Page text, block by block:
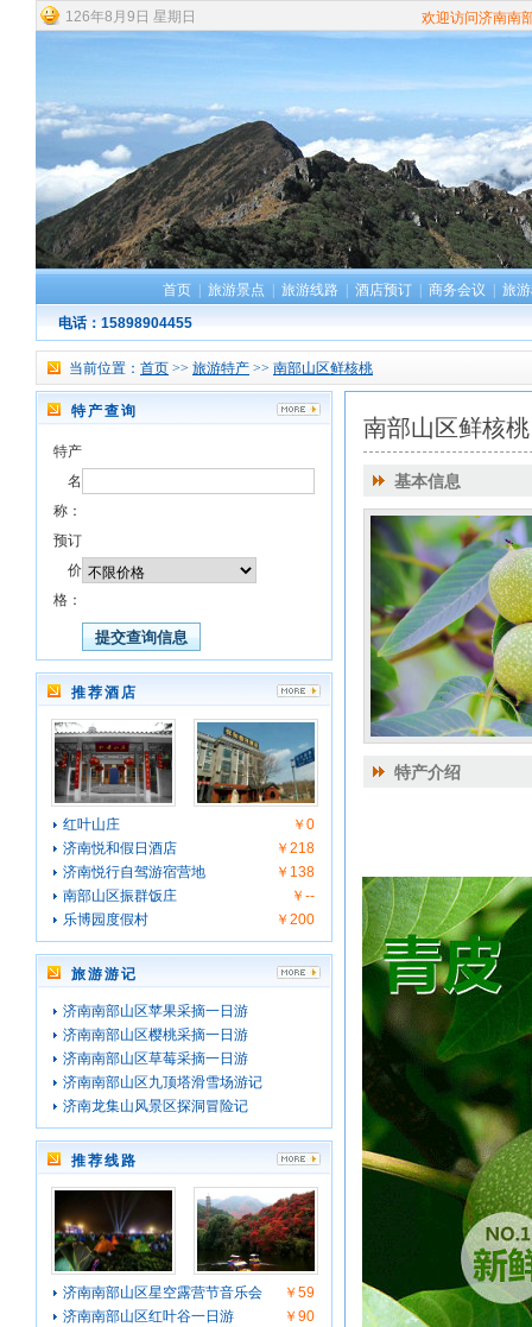
126年8 月 9 日 星期日 欢迎访问济南南
首页 旅游景点 旅游线路 酒店预订 商务会议
旅
电话：15898904455
当前位置： 首页 >> 旅游特产 >> 南部山区鲜核桃
特产查询
特产
名
称：
预订
价
格：
推荐酒店
红叶山庄
￥0
济南悦和假日酒店
￥218
济南悦行自驾游宿营地
￥138
南部山区振群饭庄
￥--
乐博园度假村
￥200
旅游游记
济南南部山区苹果采摘一日游
济南南部山区樱桃采摘一日游
济南南部山区草莓采摘一日游
济南南部山区九顶塔滑雪场游记
济南龙集山风景区探洞冒险记
推荐线路
济南南部山区星空露营节音乐会
￥59
济南南部山区红叶谷一日游
￥90
南部山区鲜核桃
基本信息
特产介绍